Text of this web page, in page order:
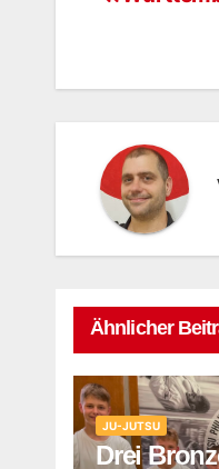
Ähnlicher
JU-JUTSU
Drei